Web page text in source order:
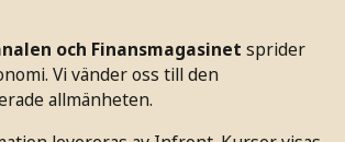
och Finansmagasinet sprider
Vi vänder oss till den
allmänheten.